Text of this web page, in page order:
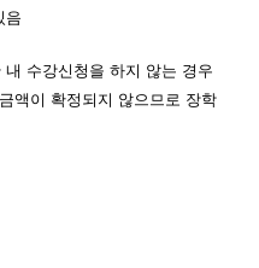
음
수강신청을 하지 않는 경우
액이 확정되지 않으므로 장학